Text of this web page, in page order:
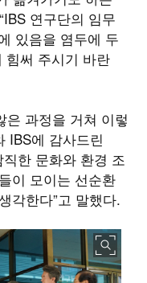
연구단의 임무
있음을 염두에 두
힘써 주시기 바란
은 과정을 거쳐 이렇
IBS에 감사드린
한 문화와 환경 조
이 모이는 선순환
각한다”고 말했다.